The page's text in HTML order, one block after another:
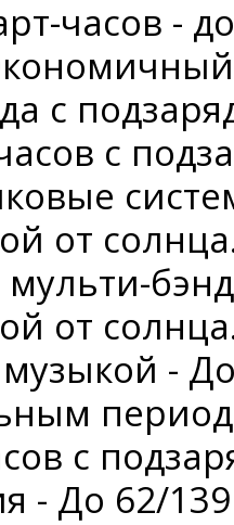
часов -
с
с
от
от
-
с
- До 62/